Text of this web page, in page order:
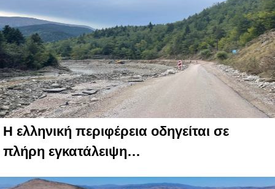
Η ελληνική περιφέρεια οδηγείται σε
πλήρη εγκατάλειψη…